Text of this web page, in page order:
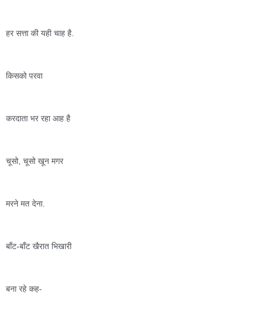
हर सत्ता की यही चाह है.
किसको परवा
करदाता भर रहा आह है
चूसो, चूसो खून मगर
मरने मत देना.
बाँट-बाँट खैरात भिखारी
बना रहे कह-